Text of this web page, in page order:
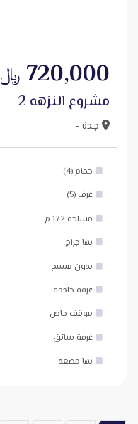
720,000 ﷼
مشروع النزهه 2
جدة -
حمام (4)
غرف (5)
مساحة 172 م
بها جراج
بدون مسبح
غرفة خادمة
موقف خاص
غرفة سائق
بها مصعد